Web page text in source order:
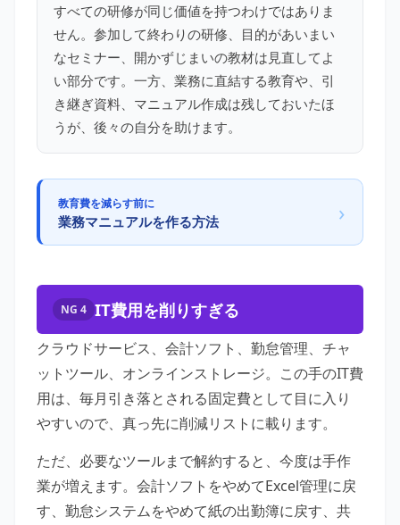
すべての研修が同じ価値を持つわけではありま
せん。参加して終わりの研修、目的があいまい
なセミナー、開かずじまいの教材は見直してよ
い部分です。一方、業務に直結する教育や、引
き継ぎ資料、マニュアル作成は残しておいたほ
うが、後々の自分を助けます。
教育費を減らす前に
業務マニュアルを作る方法 ›
NG 4 IT費用を削りすぎる
クラウドサービス、会計ソフト、勤怠管理、チャ
ットツール、オンラインストレージ。この手のIT費
用は、毎月引き落とされる固定費として目に入り
やすいので、真っ先に削減リストに載ります。
ただ、必要なツールまで解約すると、今度は手作
業が増えます。会計ソフトをやめてExcel管理に戻
す、勤怠システムをやめて紙の出勤簿に戻す、共